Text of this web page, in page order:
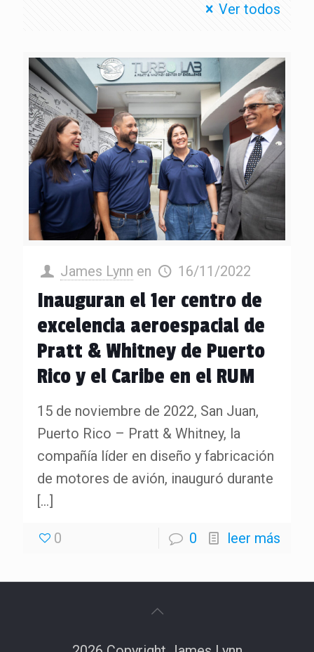
Ver todos
James Lynn en 16/11/2022
Inauguran el 1er centro de
excelencia aeroespacial de
Pratt & Whitney de Puerto
Rico y el Caribe en el RUM
15 de noviembre de 2022, San Juan,
Puerto Rico – Pratt & Whitney, la
compañía líder en diseño y fabricación
de motores de avión, inauguró durante
[…]
0 0 leer más